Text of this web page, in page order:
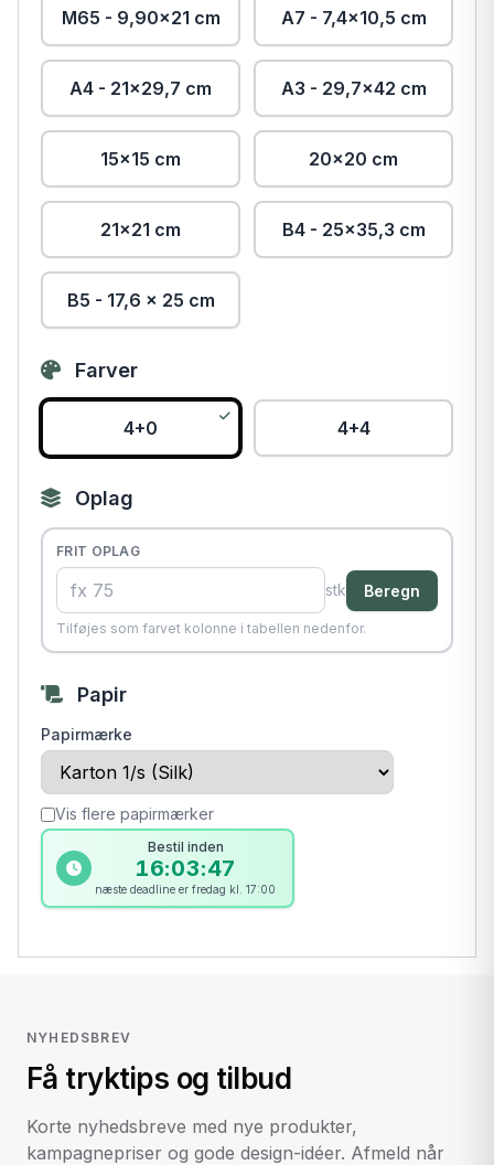
M65 - 9,90x21 cm A7 - 7,4x10,5 cm
A4 - 21x29,7 cm A3 - 29,7x42 cm
15x15 cm 20x20 cm
21x21 cm B4 - 25×35,3 cm
B5 - 17,6 × 25 cm
Farver
4+0 4+4
Oplag
FRIT OPLAG
stk Beregn
Tilføjes som farvet kolonne i tabellen nedenfor.
Papir
Papirmærke
Vis flere papirmærker
Bestil inden
16:03:47
næste deadline er fredag kl. 17:00
NYHEDSBREV
Få tryktips og tilbud
Korte nyhedsbreve med nye produkter,
kampagnepriser og gode design-idéer. Afmeld når